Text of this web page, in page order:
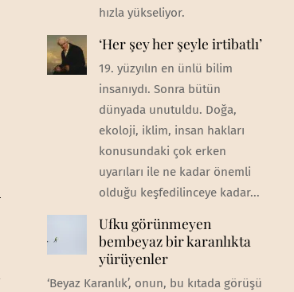
hızla yükseliyor.
‘Her şey her şeyle irtibatlı’
19. yüzyılın en ünlü bilim
insanıydı. Sonra bütün
dünyada unutuldu. Doğa,
ekoloji, iklim, insan hakları
konusundaki çok erken
uyarıları ile ne kadar önemli
olduğu keşfedilinceye kadar...
Ufku görünmeyen
bembeyaz bir karanlıkta
yürüyenler
‘Beyaz Karanlık’, onun, bu kıtada görüşü